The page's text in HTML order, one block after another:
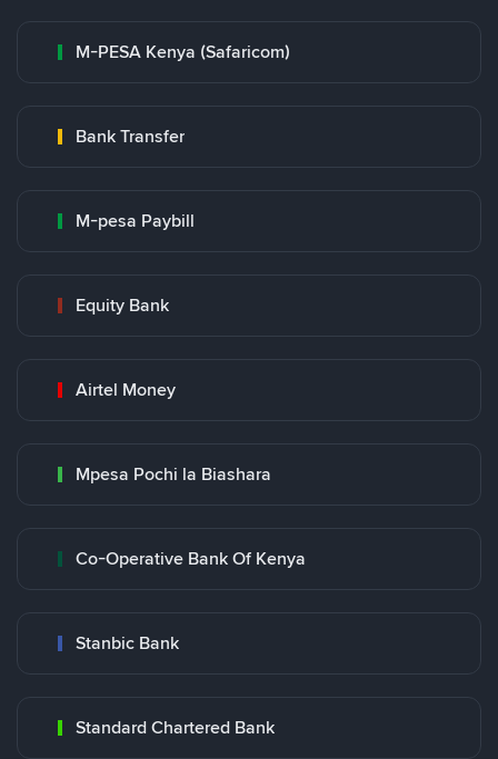
M-PESA Kenya (Safaricom)
Bank Transfer
M-pesa Paybill
Equity Bank
Airtel Money
Mpesa Pochi la Biashara
Co-Operative Bank Of Kenya
Stanbic Bank
Standard Chartered Bank